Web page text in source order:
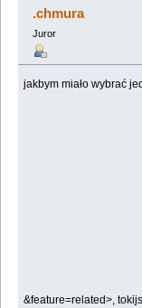
.chmura
Juror
jakbym miało wybrać
&feature=related>,